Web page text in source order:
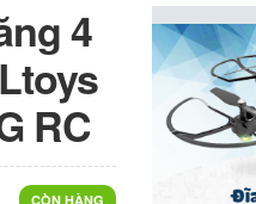
4
RC
CÒN HÀNG